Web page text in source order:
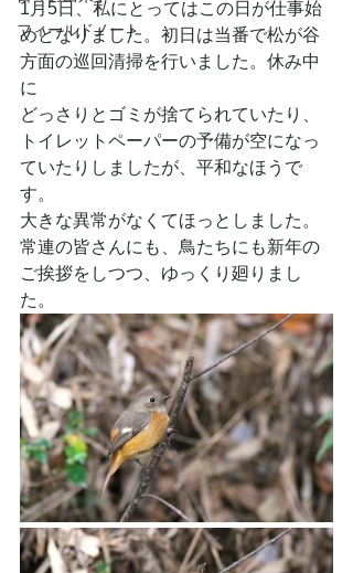
フィールドノート
1月5日、私にとってはこの日が仕事始
めとなりました。初日は当番で松が谷
方面の巡回清掃を行いました。休み中
に
どっさりとゴミが捨てられていたり、
トイレットペーパーの予備が空になっ
ていたりしましたが、平和なほうで
す。
大きな異常がなくてほっとしました。
常連の皆さんにも、鳥たちにも新年の
ご挨拶をしつつ、ゆっくり廻りまし
た。